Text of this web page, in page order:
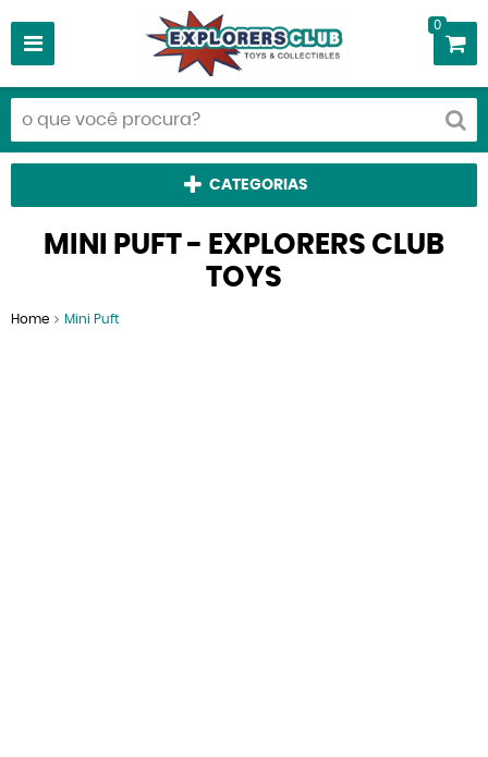
0
CATEGORIAS
MINI PUFT - EXPLORERS CLUB
TOYS
Home Mini Puft